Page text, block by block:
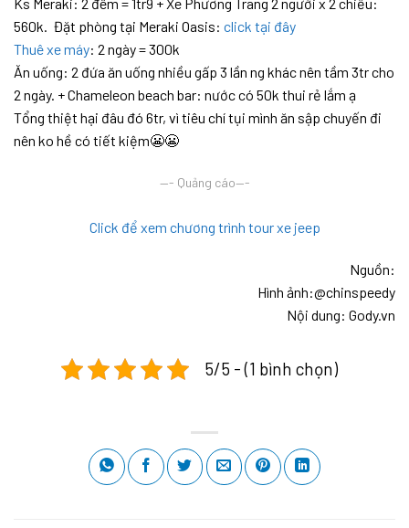
560k. Đặt phòng tại Meraki Oasis: click tại đây
Thuê xe máy: 2 ngày = 300k
Ăn uống: 2 đứa ăn uống nhiều gấp 3 lần ng khác nên tầm 3tr cho
2 ngày. + Chameleon beach bar: nước có 50k thui rẻ lắm ạ
Tổng thiệt hại đâu đó 6tr, vì tiêu chí tụi mình ăn sập chuyến đi
nên ko hề có tiết kiệm😬😬
—- Quảng cáo—-
Click để xem chương trình tour xe jeep
Nguồn:
Hình ảnh:@chinspeedy
Nội dung: Gody.vn
5/5 - (1 bình chọn)